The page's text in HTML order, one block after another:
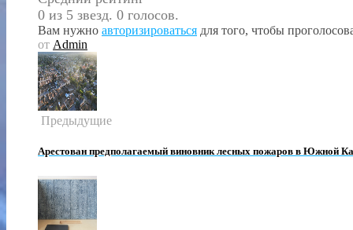
0 из 5 звезд. 0 голосов.
Вам нужно авторизироваться для того, чтобы
от Admin
Предыдущие
Арестован предполагаемый виновник лесных пожаров в Южной